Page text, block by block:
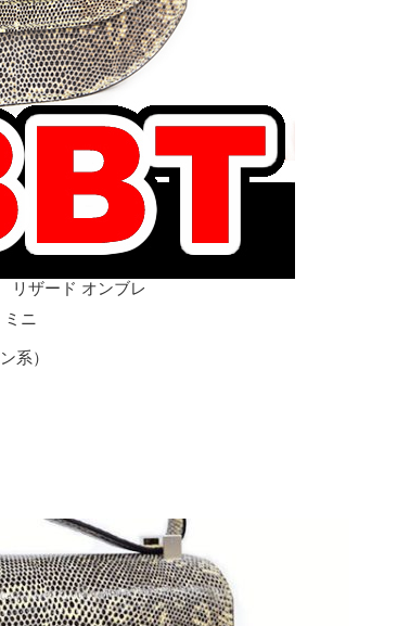
ザード オンブレ
ニ
系）